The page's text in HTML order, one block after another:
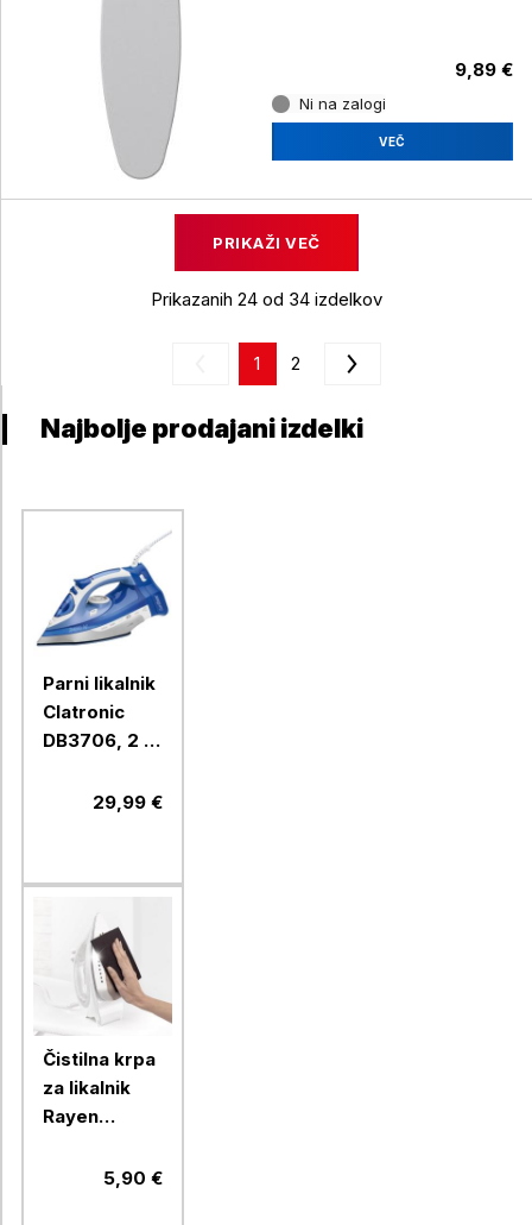
9,89 €
Ni na zalogi
VEČ
PRIKAŽI VEČ
Prikazanih 24 od 34 izdelkov
1 2
Najbolje prodajani izdelki
Parni likalnik
Clatronic
DB3706, 2 v
brezžično
29,99 €
Čistilna krpa
za likalnik
Rayen
5,90 €